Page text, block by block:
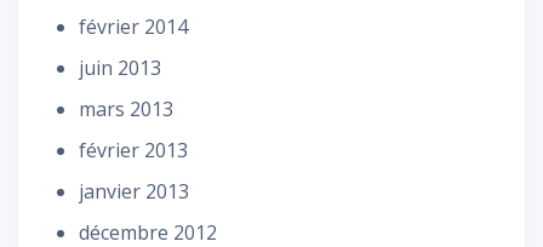
février 2014
juin 2013
mars 2013
février 2013
janvier 2013
décembre 2012